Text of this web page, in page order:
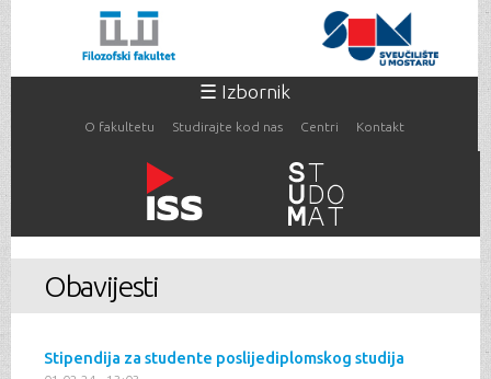
sadržaj
☰ Izbornik
O fakultetu Studirajte kod nas Centri Kontakt
Vi ste ovdje
Obavijesti
Stipendija za studente poslijediplomskog studija